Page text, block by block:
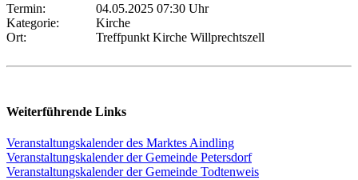
Termin:
04.05.2025 07:30 Uhr
Kategorie:
Kirche
Ort:
Treffpunkt Kirche Willprechtszell
Weiterführende Links
Veranstaltungskalender des Marktes Aindling
Veranstaltungskalender der Gemeinde Petersdorf
Veranstaltungskalender der Gemeinde Todtenweis